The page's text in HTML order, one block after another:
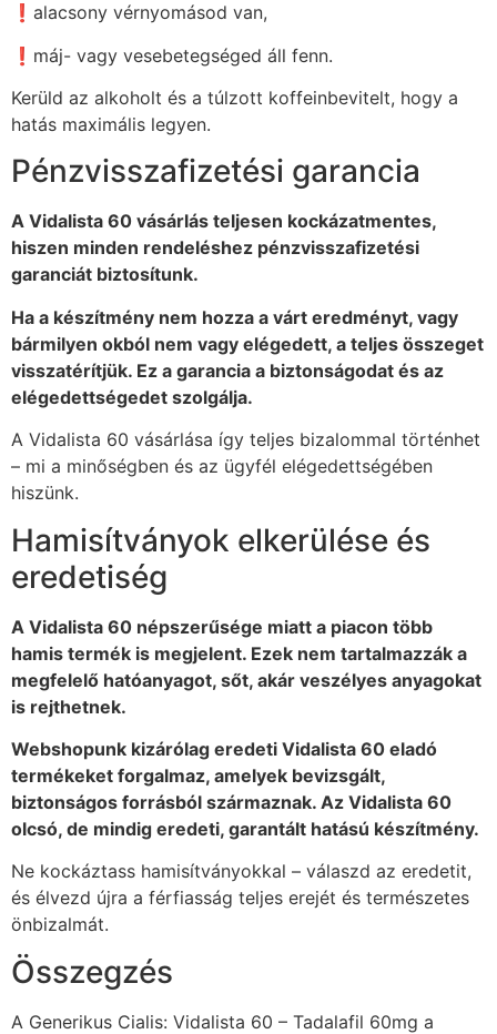
❗alacsony vérnyomásod van,
❗máj- vagy vesebetegséged áll fenn.
Kerüld az alkoholt és a túlzott koffeinbevitelt, hogy a
hatás maximális legyen.
Pénzvisszafizetési garancia
A Vidalista 60 vásárlás teljesen kockázatmentes,
hiszen minden rendeléshez pénzvisszafizetési
garanciát biztosítunk.
Ha a készítmény nem hozza a várt eredményt, vagy
bármilyen okból nem vagy elégedett, a teljes összeget
visszatérítjük. Ez a garancia a biztonságodat és az
elégedettségedet szolgálja.
A Vidalista 60 vásárlása így teljes bizalommal történhet
– mi a minőségben és az ügyfél elégedettségében
hiszünk.
Hamisítványok elkerülése és
eredetiség
A Vidalista 60 népszerűsége miatt a piacon több
hamis termék is megjelent. Ezek nem tartalmazzák a
megfelelő hatóanyagot, sőt, akár veszélyes anyagokat
is rejthetnek.
Webshopunk kizárólag eredeti Vidalista 60 eladó
termékeket forgalmaz, amelyek bevizsgált,
biztonságos forrásból származnak. Az Vidalista 60
olcsó, de mindig eredeti, garantált hatású készítmény.
Ne kockáztass hamisítványokkal – válaszd az eredetit,
és élvezd újra a férfiasság teljes erejét és természetes
önbizalmát.
Összegzés
A Generikus Cialis: Vidalista 60 – Tadalafil 60mg a